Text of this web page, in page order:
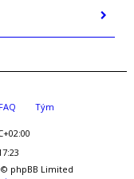
FAQ Tým
phpBB Limited